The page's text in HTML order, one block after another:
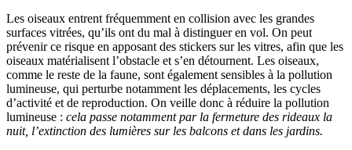
Les oiseaux entrent fréquemment en collision avec les grandes
surfaces vitrées, qu’ils ont du mal à distinguer en vol. On peut
prévenir ce risque en apposant des stickers sur les vitres, afin que les
oiseaux matérialisent l’obstacle et s’en détournent. Les oiseaux,
comme le reste de la faune, sont également sensibles à la pollution
lumineuse, qui perturbe notamment les déplacements, les cycles
d’activité et de reproduction. On veille donc à réduire la pollution
lumineuse : cela passe notamment par la fermeture des rideaux la
nuit, l’extinction des lumières sur les balcons et dans les jardins.